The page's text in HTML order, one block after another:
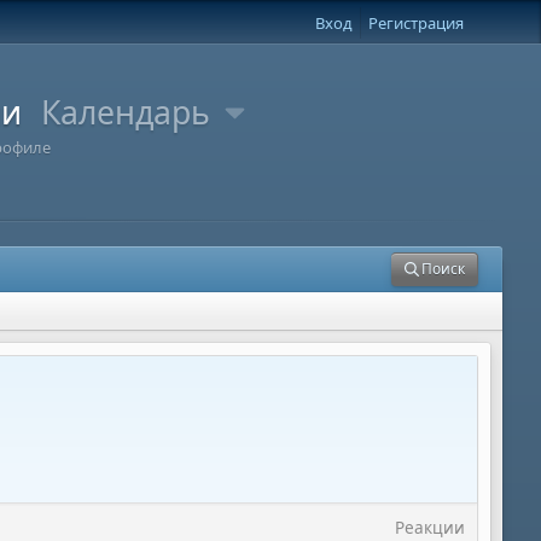
Вход Регистрация
Календарь
Поиск
Реакции